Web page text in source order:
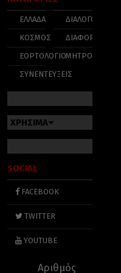
ΕΛΛΑΔΑ
ΚΟΣΜΟΣ
ΕΟΡΤΟΛΟΓΙΟ
ΣΥΝΕΝΤΕΥΞΕΙΣ
ΔΙΑΛΟΓΟΣ
ΔΙΑΦΟΡΑ
ΜΗΤΡΟΠΟΛΕΙΣ
ΧΡΗΣΙΜΑ
SOCIAL
FACEBOOK
TWITTER
YOUTUBE
Αριθμός